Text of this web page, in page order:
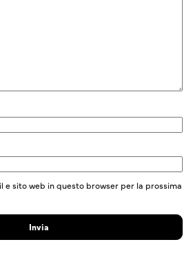
e sito web in questo browser per la prossima